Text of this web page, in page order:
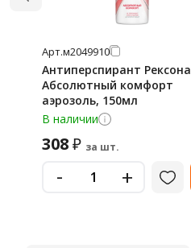
Арт.м2049910
Антиперспирант Рексона
Абсолютный комфорт
аэрозоль, 150мл
В наличии
308₽ за шт.
- +